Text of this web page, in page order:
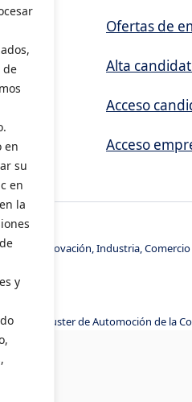
de
en
su
en
la
y
Ofertas de
Alta
Acceso
Acceso
de Innovación, Industria,
AVIA, Cluster de Automoción de la